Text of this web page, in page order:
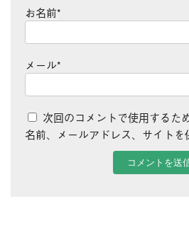
お名前*
メール*
次回のコメントで使用するた
名前、メールアドレス、サイトを